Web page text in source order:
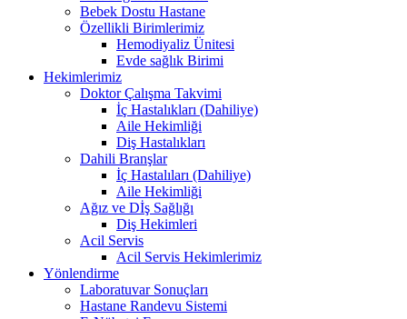
Bebek Dostu Hastane
Özellikli Birimlerimiz
Hemodiyaliz Ünitesi
Evde sağlık Birimi
Hekimlerimiz
Doktor Çalışma Takvimi
İç Hastalıkları (Dahiliye)
Aile Hekimliği
Diş Hastalıkları
Dahili Branşlar
İç Hastalıları (Dahiliye)
Aile Hekimliği
Ağız ve Dİş Sağlığı
Diş Hekimleri
Acil Servis
Acil Servis Hekimlerimiz
Yönlendirme
Laboratuvar Sonuçları
Hastane Randevu Sistemi